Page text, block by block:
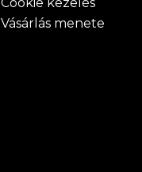
Vásárlás menete